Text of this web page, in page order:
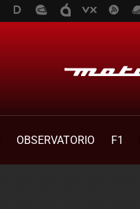
OBSERVATORIO F1